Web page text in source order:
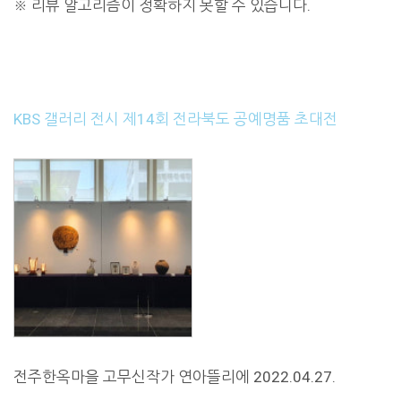
※ 리뷰 알고리즘이 정확하지 못할 수 있습니다.
KBS 갤러리 전시 제14회 전라북도 공예명품 초대전
전주한옥마을 고무신작가 연아뜰리에 2022.04.27.